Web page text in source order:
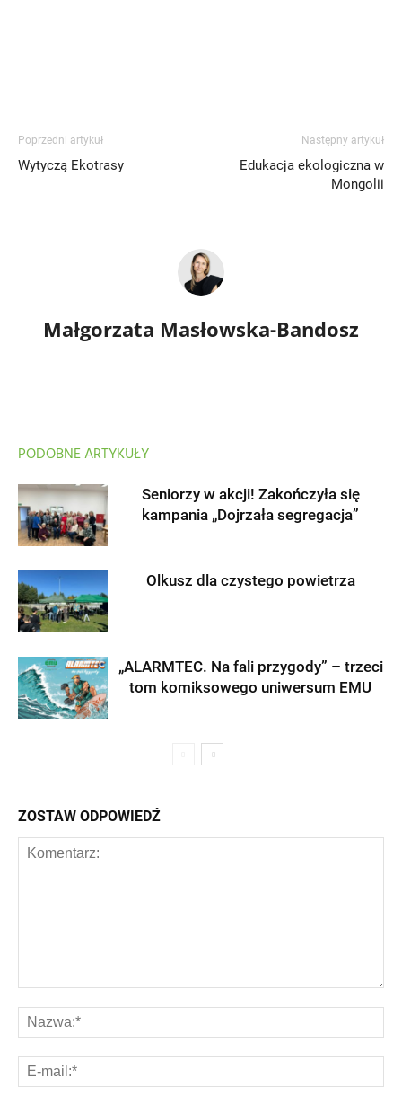
Poprzedni artykuł
Wytyczą Ekotrasy
Następny artykuł
Edukacja ekologiczna w
Mongolii
Małgorzata Masłowska-Bandosz
PODOBNE ARTYKUŁY
Seniorzy w akcji! Zakończyła się
kampania „Dojrzała segregacja”
Olkusz dla czystego powietrza
„ALARMTEC. Na fali przygody” – trzeci
tom komiksowego uniwersum EMU
ZOSTAW ODPOWIEDŹ